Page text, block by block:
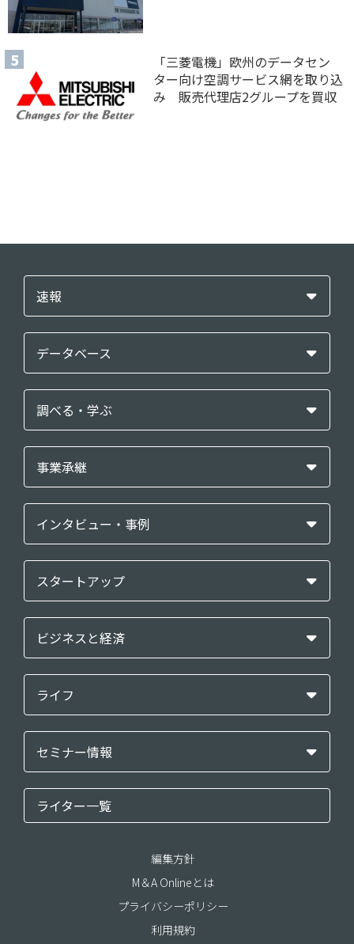
「三菱電機」欧州のデータセン
ター向け空調サービス網を取り込
み 販売代理店2グループを買収
速報
データベース
調べる・学ぶ
事業承継
インタビュー・事例
スタートアップ
ビジネスと経済
ライフ
セミナー情報
ライター一覧
編集方針
M＆A Onlineとは
プライバシーポリシー
利用規約